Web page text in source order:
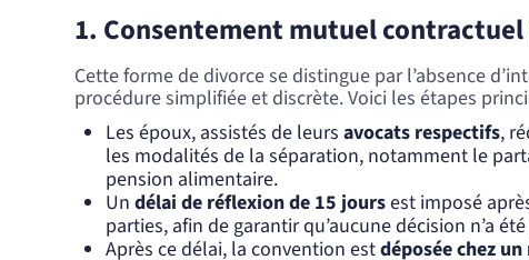
1. Consentement mutuel contractuel
Cette forme de divorce se distingue par l’absence
procédure simplifiée et discrète. Voici les étapes
Les époux, assistés de leursavocats respectifs,
les modalités de la séparation, notamment le
pension alimentaire.
Undélai de réflexion de 15 joursest imposé
parties, afin de garantir qu’aucune décision n’a
Après ce délai, la convention estdéposée chez